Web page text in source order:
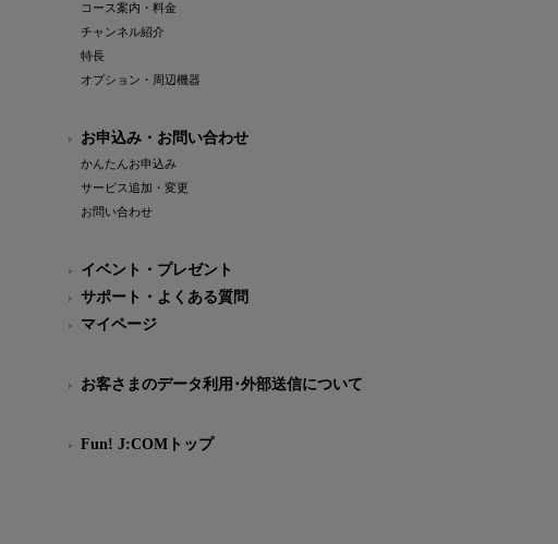
コース案内・料金
チャンネル紹介
特長
オプション・周辺機器
お申込み・お問い合わせ
かんたんお申込み
サービス追加・変更
お問い合わせ
イベント・プレゼント
サポート・よくある質問
マイページ
お客さまのデータ利用･外部送信について
Fun! J:COMトップ